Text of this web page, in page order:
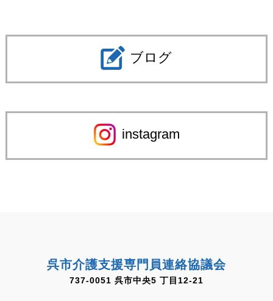
ブログ
instagram
呉市介護支援専門員連絡協議会
737-0051 呉市中央5 丁目12-21